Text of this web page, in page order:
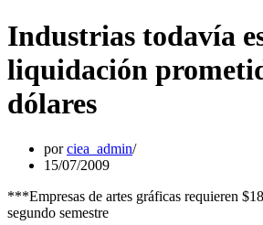
Industrias todavía
liquidación
dólares
porciea_admin
15/07/2009
***Empresas de artes gráficas requieren
segundo semestre